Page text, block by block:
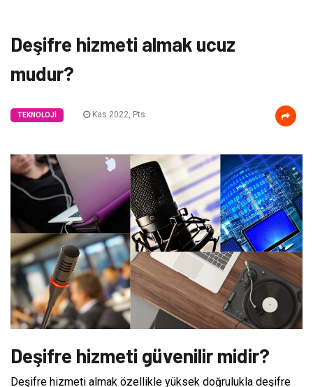
Deşifre hizmeti almak ucuz
mudur?
TEKNOLOJI Kas 2022, Pts
Deşifre hizmeti güvenilir midir?
Deşifre hizmeti almak özellikle yüksek doğrulukla deşifre